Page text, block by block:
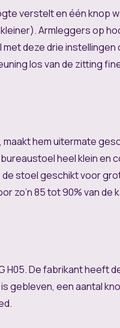
verstelt en één knop
Armleggers op
deze drie
los van de zitting
hem uitermate
heel klein en
stoel geschikt voor
zo’n 85 tot 90% van de
De fabrikant heeft
een aantal